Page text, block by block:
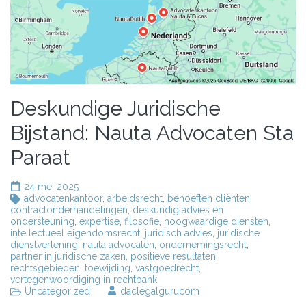
Deskundige Juridische
Bijstand: Nauta Advocaten Sta
Paraat
24 mei 2025
advocatenkantoor, arbeidsrecht, behoeften cliënten,
contractonderhandelingen, deskundig advies en
ondersteuning, expertise, filosofie, hoogwaardige diensten,
intellectueel eigendomsrecht, juridisch advies, juridische
dienstverlening, nauta advocaten, ondernemingsrecht,
partner in juridische zaken, positieve resultaten,
rechtsgebieden, toewijding, vastgoedrecht,
vertegenwoordiging in rechtbank
Uncategorized
daclegalgurucom